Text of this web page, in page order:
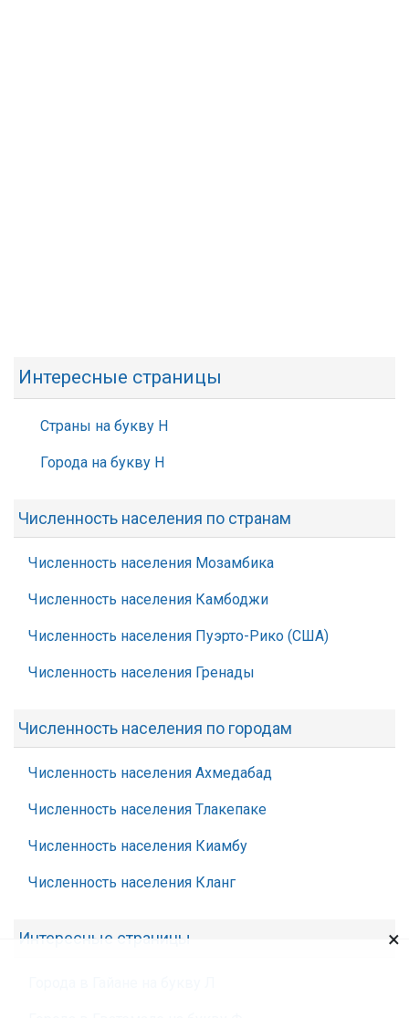
Интересные страницы
Страны на букву Н
Города на букву Н
Численность населения по странам
Численность населения Мозамбика
Численность населения Камбоджи
Численность населения Пуэрто-Рико (США)
Численность населения Гренады
Численность населения по городам
Численность населения Ахмедабад
Численность населения Тлакепаке
Численность населения Киамбу
Численность населения Кланг
Интересные страницы ×